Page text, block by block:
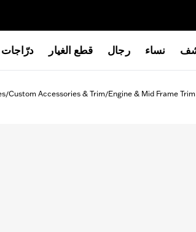
درّاجات قطع الغيار رجال نساء
/Custom Accessories & Trim/Engine & Mid Frame Trim